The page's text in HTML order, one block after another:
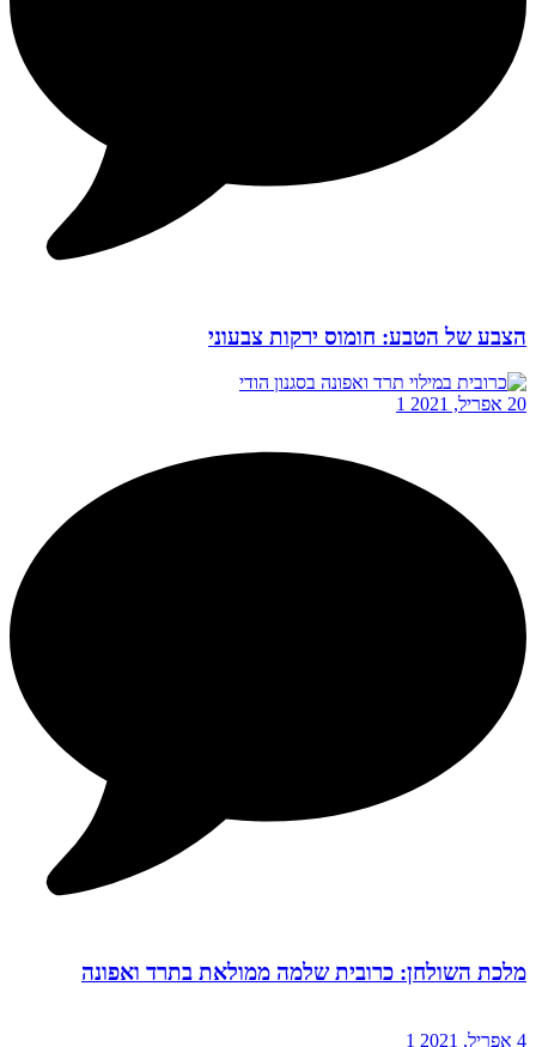
הצבע של הטבע: חומוס ירקות צבעוני
20 אפריל, 2021 1
מלכת השולחן: כרובית שלמה ממולאת בתרד ואפונה
4 אפריל, 2021 1